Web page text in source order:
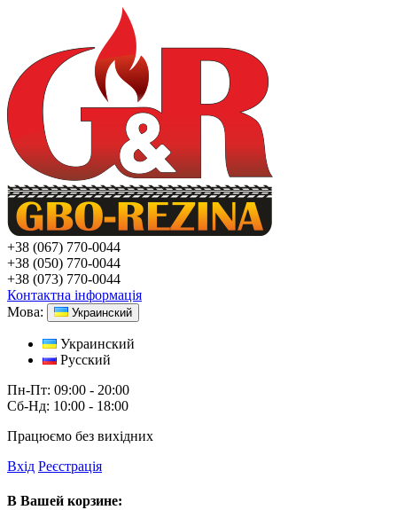
+38 (067) 770-0044
+38 (050) 770-0044
+38 (073) 770-0044
Контактна інформація
Мова:
Украинский
Украинский
Русский
Пн-Пт: 09:00 - 20:00
Сб-Нд: 10:00 - 18:00
Працюємо без вихідних
Вхід Реєстрація
В Вашей корзине: